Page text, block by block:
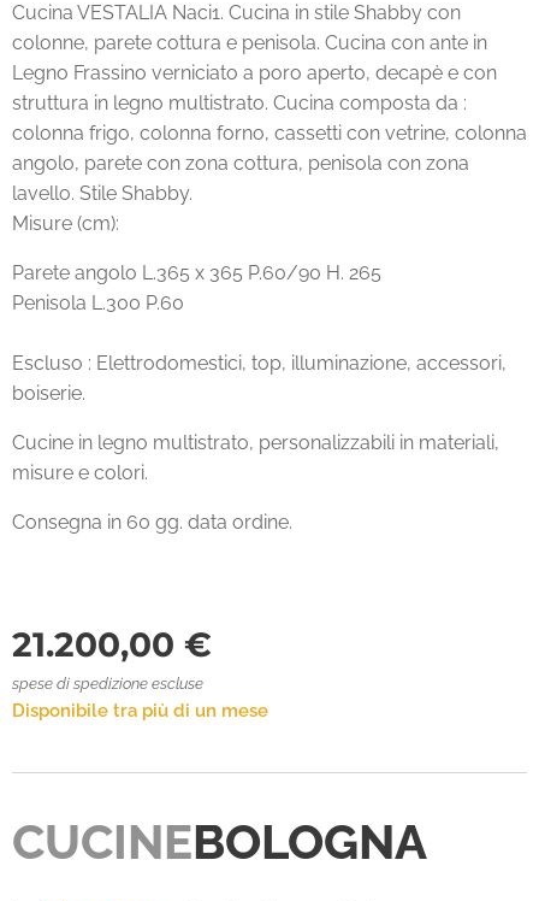
Cucina VESTALIA Naci1. Cucina in stile Shabby con
colonne, parete cottura e penisola. Cucina con ante in
Legno Frassino verniciato a poro aperto, decapè e con
struttura in legno multistrato. Cucina composta da :
colonna frigo, colonna forno, cassetti con vetrine, colonna
angolo, parete con zona cottura, penisola con zona
lavello. Stile Shabby.
Misure (cm):
Parete angolo L.365 x 365 P.60/90 H. 265
Penisola L.300 P.60
Escluso : Elettrodomestici, top, illuminazione, accessori,
boiserie.
Cucine in legno multistrato, personalizzabili in materiali,
misure e colori.
Consegna in 60 gg. data ordine.
21.200,00 €
spese di spedizione escluse
Disponibile tra più di un mese
CUCINEBOLOGNA